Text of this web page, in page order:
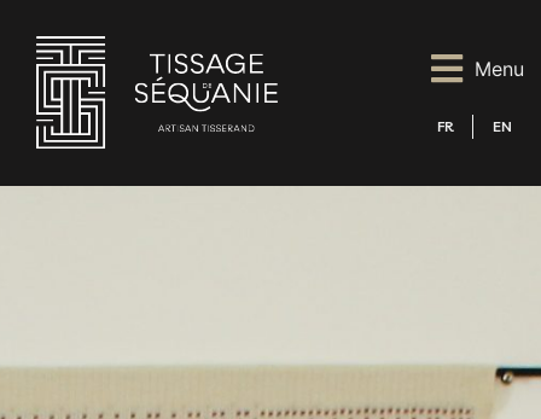
Menu
FR EN